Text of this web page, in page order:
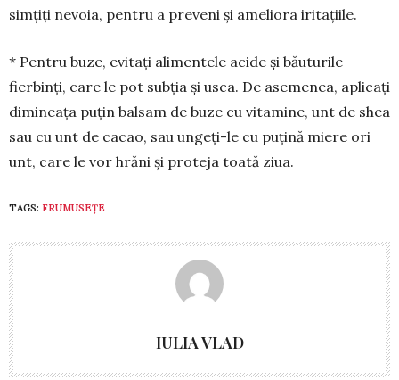
simţiţi nevoia, pentru a pre­veni și ameliora iritațiile.
* Pentru buze, evitați alimentele acide și băuturile
fierbinți, care le pot subția și usca. De asemenea, aplicați
dimineața puțin balsam de buze cu vitamine, unt de shea
sau cu unt de cacao, sau ungeți-le cu puțină miere ori
unt, care le vor hrăni și proteja toa­tă ziua.
TAGS: FRUMUSEȚE
IULIA VLAD